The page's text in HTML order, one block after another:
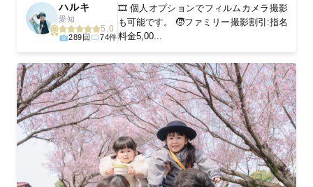
ハルキ
愛知
5.0
289回 74件
🎞️ 個人オプションでフィルムカメラ撮影
も可能です。 🧒ファミリー撮影割引:指名
料金5,00...